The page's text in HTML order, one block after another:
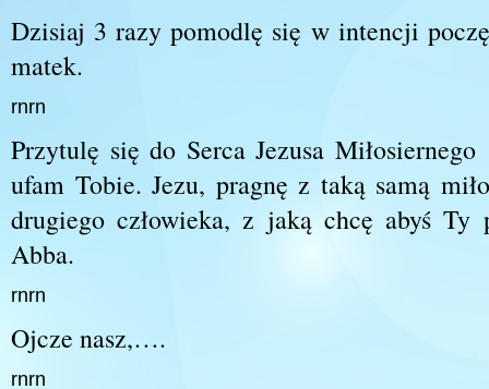
Dzisiaj 3 razy pomodlę się w intencji
matek.
rnrn
Przytulę się do Serca Jezusa
ufam Tobie. Jezu, pragnę z taką samą
drugiego człowieka, z jaką chcę abyś Ty
Abba.
rnrn
Ojcze nasz,….
rnrn